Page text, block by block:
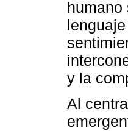
humano
y la
Al